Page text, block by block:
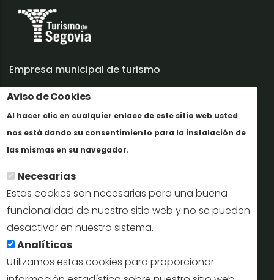
Aviso de Cookies
Al hacer clic en cualquier enlace de este sitio web usted
nos está dando su consentimiento para la instalación de
las mismas en su navegador.
Necesarias
Estas cookies son necesarias para una buena
funcionalidad de nuestro sitio web y no se pueden
desactivar en nuestro sistema.
Analíticas
Utilizamos estas cookies para proporcionar
Empresa municipal de turismo
Trabaja con nosotros
Informes y documentación
Perfil del contratante
Oficinas de Turismo
reservas@turismodesegovia.com
info@turismodesegovia.com